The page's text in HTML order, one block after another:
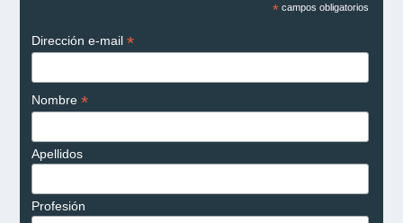
*campos obligatorios
Dirección e-mail *
Nombre *
Apellidos
Profesión